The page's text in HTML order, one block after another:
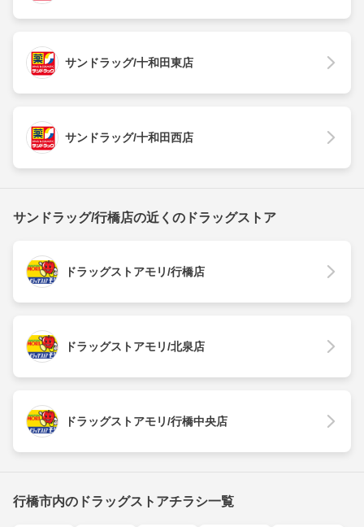
サンドラッグ/十和田東店
サンドラッグ/十和田西店
サンドラッグ/行橋店の近くのドラッグストア
ドラッグストアモリ/行橋店
ドラッグストアモリ/北泉店
ドラッグストアモリ/行橋中央店
行橋市内のドラッグストアチラシ一覧